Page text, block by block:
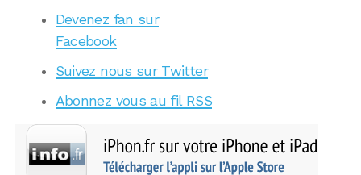
Devenez fan sur
Facebook
Suivez nous sur Twitter
Abonnez vous au fil RSS